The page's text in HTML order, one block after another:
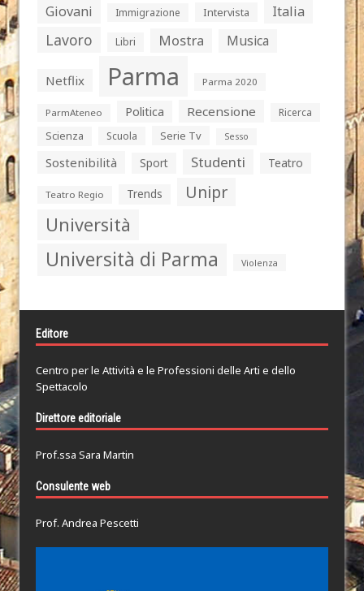
Giovani Immigrazione Intervista Italia
Lavoro Libri Mostra Musica
Netflix Parma Parma 2020
ParmAteneo Politica Recensione
Ricerca
Scienza
Scuola Serie Tv Sesso
Sostenibilità Sport Studenti Teatro
Teatro Regio Trends Unipr
Università
Università di Parma Violenza
Editore
Centro per le Attività e le Professioni delle Arti e dello
Spettacolo
Direttore editoriale
Prof.ssa Sara Martin
Consulente web
Prof. Andrea Pescetti